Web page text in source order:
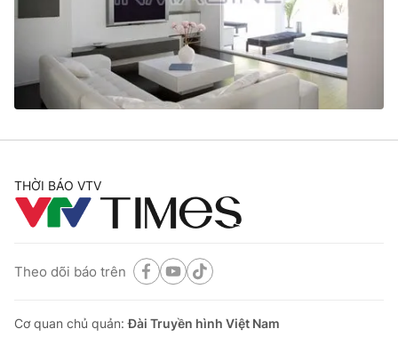
THỜI BÁO VTV
Theo dõi báo trên
Cơ quan chủ quản:Đài Truyền hình Việt Nam